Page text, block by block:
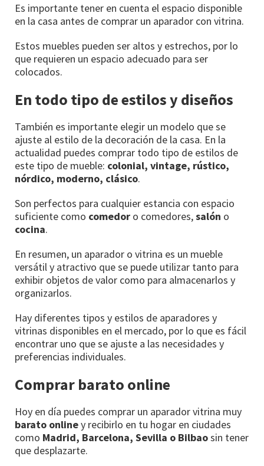
Es importante tener en cuenta el espacio disponible
en la casa antes de comprar un aparador con vitrina.
Estos muebles pueden ser altos y estrechos, por lo
que requieren un espacio adecuado para ser
colocados.
En todo tipo de estilos y diseños
También es importante elegir un modelo que se
ajuste al estilo de la decoración de la casa. En la
actualidad puedes comprar todo tipo de estilos de
este tipo de mueble: colonial, vintage, rústico,
nórdico, moderno, clásico.
Son perfectos para cualquier estancia con espacio
suficiente como comedor o comedores,salón o
cocina.
En resumen, un aparador o vitrina es un mueble
versátil y atractivo que se puede utilizar tanto para
exhibir objetos de valor como para almacenarlos y
organizarlos.
Hay diferentes tipos y estilos de aparadores y
vitrinas disponibles en el mercado, por lo que es fácil
encontrar uno que se ajuste a las necesidades y
preferencias individuales.
Comprar barato online
Hoy en día puedes comprar un aparador vitrina muy
barato onliney recibirlo en tu hogar en ciudades
como Madrid, Barcelona, Sevilla o Bilbaosin tener
que desplazarte.